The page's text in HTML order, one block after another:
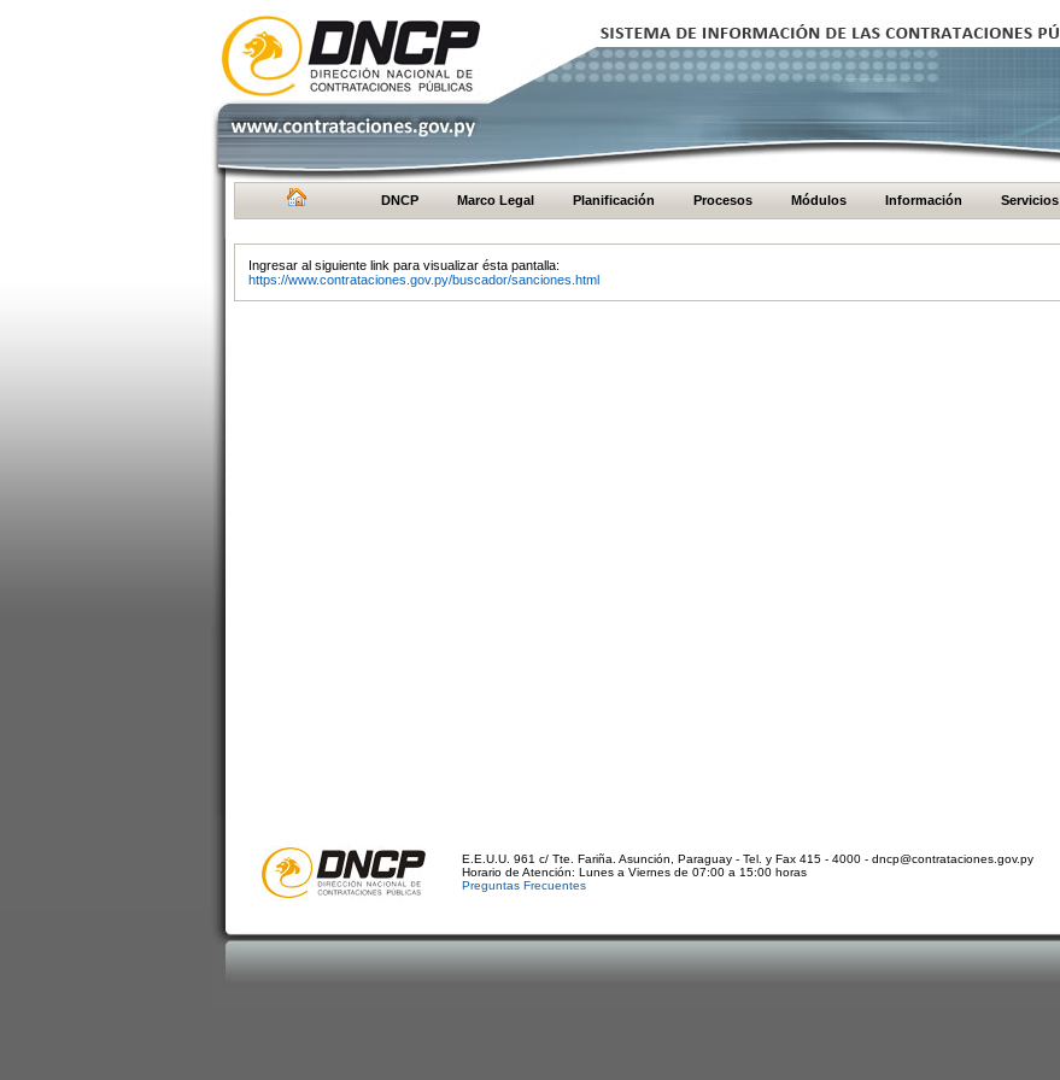
DNCP Marco Legal Planificación Procesos Módulos Información Servicios
Ingresar al siguiente link para visualizar ésta pantalla:
https://www.contrataciones.gov.py/buscador/sanciones.html
E.E.U.U. 961 c/ Tte. Fariña. Asunción, Paraguay - Tel. y Fax 415 - 4000 - dncp@contrataciones.gov.py
Horario de Atención: Lunes a Viernes de 07:00 a 15:00 horas
Preguntas Frecuentes